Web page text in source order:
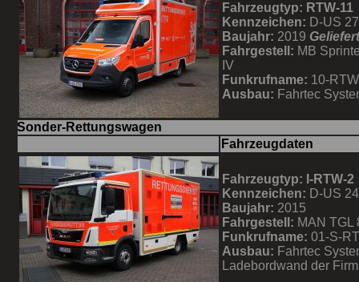
Fahrzeugtyp: RTW-11
Kennzeichen: D-US
Baujahr: 2019
Fahrgestell: MB
IV
Funkrufname: 10-
Ausbau: Fahrtec
Sonder-Rettungswagen
Fahrzeugdaten
Fahrzeugtyp: I-RTW-2
Kennzeichen: D-US
Baujahr: 2015
Fahrgestell: MAN TGL
Funkrufname: 01-S-
Ausbau: Fahrtec
Ladebordwand der